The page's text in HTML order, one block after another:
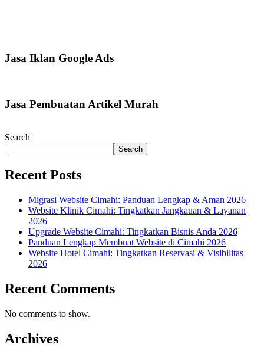
Jasa Iklan Google Ads
Jasa Pembuatan Artikel Murah
Search
Search
Recent Posts
Migrasi Website Cimahi: Panduan Lengkap & Aman 2026
Website Klinik Cimahi: Tingkatkan Jangkauan & Layanan
2026
Upgrade Website Cimahi: Tingkatkan Bisnis Anda 2026
Panduan Lengkap Membuat Website di Cimahi 2026
Website Hotel Cimahi: Tingkatkan Reservasi & Visibilitas
2026
Recent Comments
No comments to show.
Archives